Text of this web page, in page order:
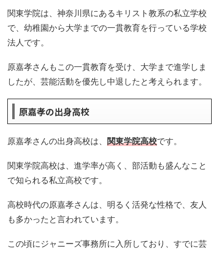
関東学院は、神奈川県にあるキリスト教系の私立学校
で、幼稚園から大学までの一貫教育を行っている学校
法人です。
原嘉孝さんもこの一貫教育を受け、大学まで進学しま
したが、芸能活動を優先し中退したと考えられます。
原嘉孝の出身高校
原嘉孝さんの出身高校は、 関東学院高校です。
関東学院高校は、進学率が高く、部活動も盛んなこと
で知られる私立高校です。
高校時代の原嘉孝さんは、明るく活発な性格で、友人
も多かったと言われています。
この頃にジャニーズ事務所に入所しており、すでに芸